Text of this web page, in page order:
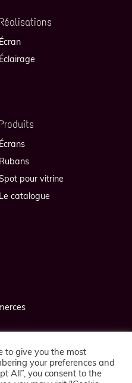
Réalisations
Écran
Éclairage
Produits
Écrans
Rubans
pour vitrine
Le catalogue
to give you the most
your preferences and
All”, you consent to the